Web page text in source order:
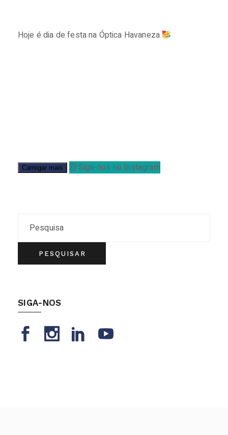
Hoje é dia de festa na Óptica Havaneza
Carregar mais Siga-nos no Instagram
PESQUISAR
SIGA-NOS